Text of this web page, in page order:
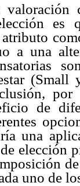
es
a una
por
de
una
elección
uno de